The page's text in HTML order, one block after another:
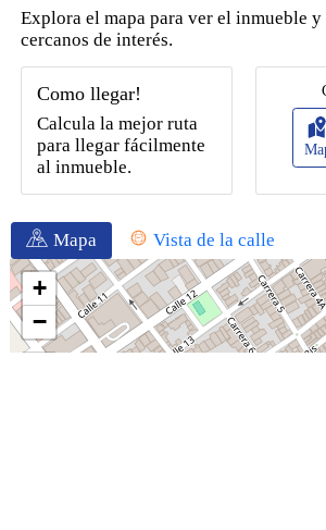
Explora el mapa para ver el inmueble y
cercanos de interés.
Como llegar!
Calcula la mejor ruta
para llegar fácilmente
al inmueble.
Mapa Vista de la calle